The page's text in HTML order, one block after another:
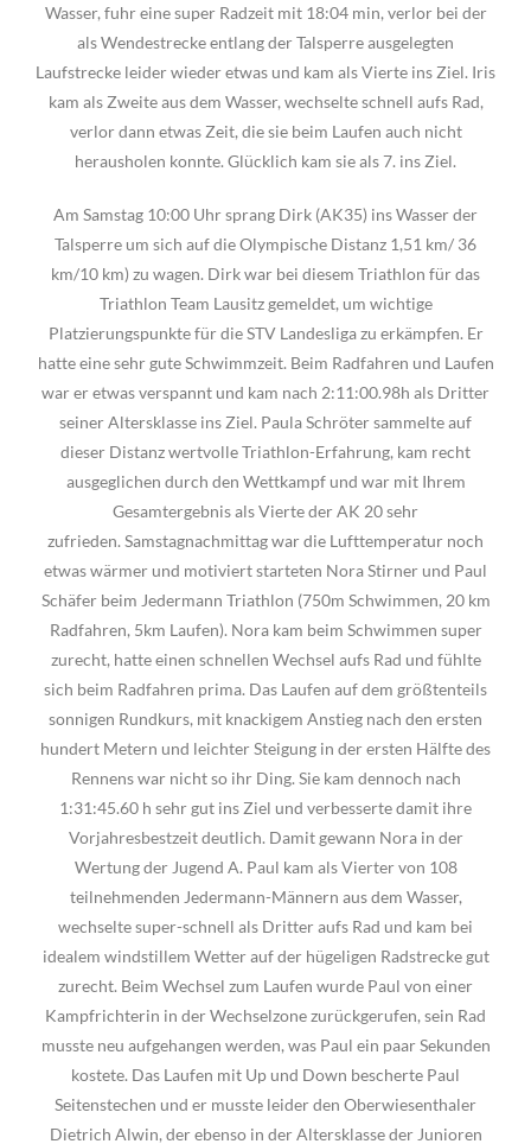
Wasser, fuhr eine super Radzeit mit 18:04 min, verlor bei der
als Wendestrecke entlang der Talsperre ausgelegten
Laufstrecke leider wieder etwas und kam als Vierte ins Ziel. Iris
kam als Zweite aus dem Wasser, wechselte schnell aufs Rad,
verlor dann etwas Zeit, die sie beim Laufen auch nicht
herausholen konnte. Glücklich kam sie als 7. ins Ziel.
Am Samstag 10:00 Uhr sprang Dirk (AK35) ins Wasser der
Talsperre um sich auf die Olympische Distanz 1,51 km/ 36
km/10 km) zu wagen. Dirk war bei diesem Triathlon für das
Triathlon Team Lausitz gemeldet, um wichtige
Platzierungspunkte für die STV Landesliga zu erkämpfen. Er
hatte eine sehr gute Schwimmzeit. Beim Radfahren und Laufen
war er etwas verspannt und kam nach 2:11:00.98h als Dritter
seiner Altersklasse ins Ziel. Paula Schröter sammelte auf
dieser Distanz wertvolle Triathlon-Erfahrung, kam recht
ausgeglichen durch den Wettkampf und war mit Ihrem
Gesamtergebnis als Vierte der AK 20 sehr
zufrieden. Samstagnachmittag war die Lufttemperatur noch
etwas wärmer und motiviert starteten Nora Stirner und Paul
Schäfer beim Jedermann Triathlon (750m Schwimmen, 20 km
Radfahren, 5km Laufen). Nora kam beim Schwimmen super
zurecht, hatte einen schnellen Wechsel aufs Rad und fühlte
sich beim Radfahren prima. Das Laufen auf dem größtenteils
sonnigen Rundkurs, mit knackigem Anstieg nach den ersten
hundert Metern und leichter Steigung in der ersten Hälfte des
Rennens war nicht so ihr Ding. Sie kam dennoch nach
1:31:45.60 h sehr gut ins Ziel und verbesserte damit ihre
Vorjahresbestzeit deutlich. Damit gewann Nora in der
Wertung der Jugend A. Paul kam als Vierter von 108
teilnehmenden Jedermann-Männern aus dem Wasser,
wechselte super-schnell als Dritter aufs Rad und kam bei
idealem windstillem Wetter auf der hügeligen Radstrecke gut
zurecht. Beim Wechsel zum Laufen wurde Paul von einer
Kampfrichterin in der Wechselzone zurückgerufen, sein Rad
musste neu aufgehangen werden, was Paul ein paar Sekunden
kostete. Das Laufen mit Up und Down bescherte Paul
Seitenstechen und er musste leider den Oberwiesenthaler
Dietrich Alwin, der ebenso in der Altersklasse der Junioren